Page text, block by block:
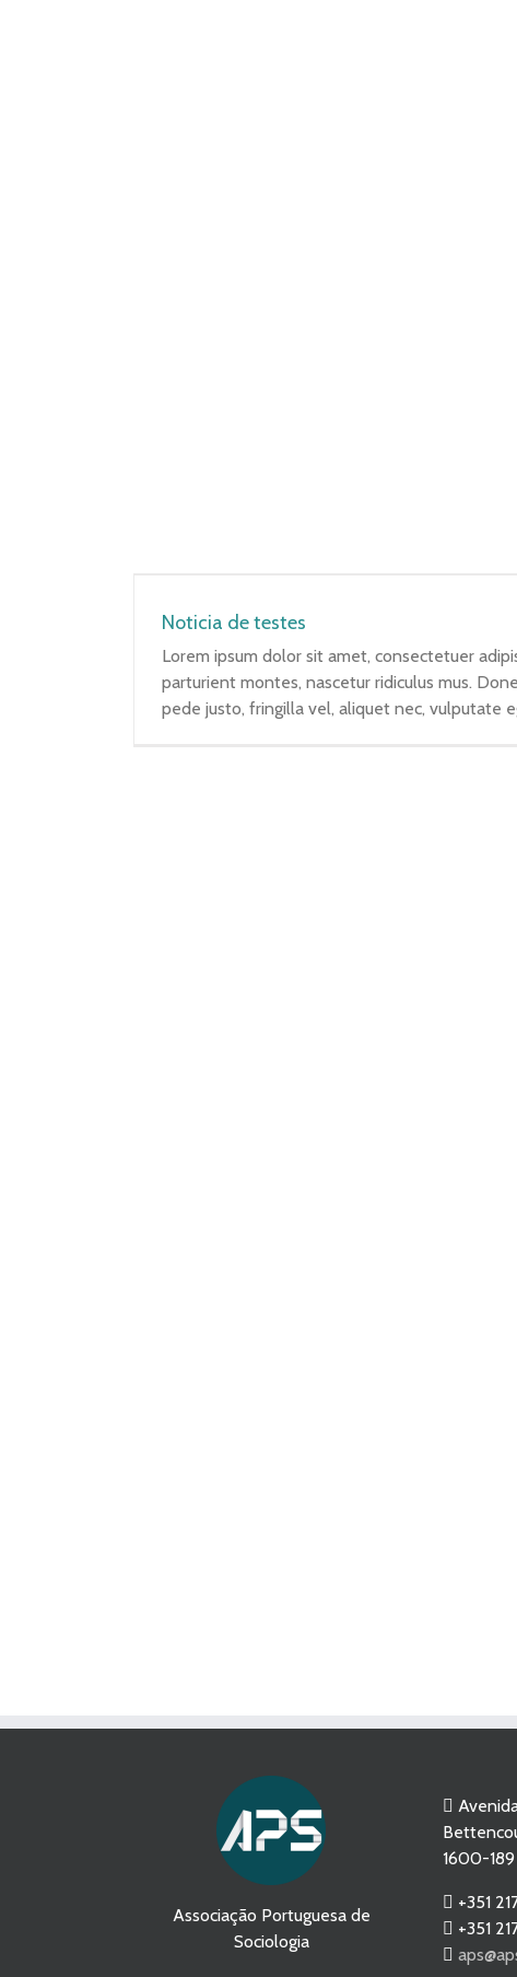
Noticia de testes
Lorem ipsum dolor sit amet, consectetuer
parturient montes, nascetur ridiculus mus.
pede justo, fringilla vel, aliquet nec, vulputate
Associação Portuguesa de
Sociologia
1600-
+351
+351